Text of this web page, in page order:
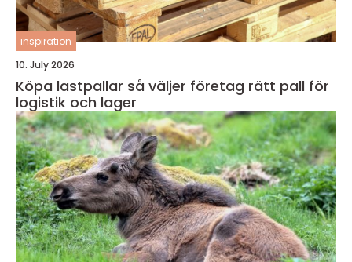
inspiration
10. July 2026
Köpa lastpallar så väljer företag rätt pall för
logistik och lager